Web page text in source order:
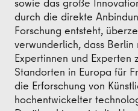
durch die direkte
Forschung entsteht,
verwunderlich, dass
Expertinnen und Experten
Standorten in Europa für
die Erforschung von
hochentwickelter